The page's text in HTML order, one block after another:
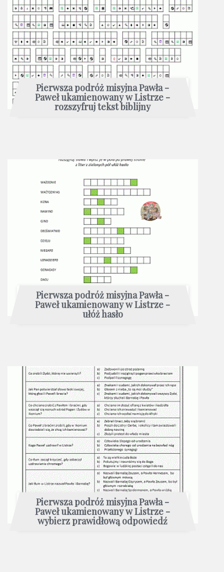
Pierwsza podróż misyjna Pawła -
Paweł ukamienowany w Listrze -
rozszyfruj tekst biblijny
Pierwsza podróż misyjna Pawła -
Paweł ukamienowany w Listrze -
ułóż hasło
Pierwsza podróż misyjna Pawła -
Paweł ukamienowany w Listrze -
wybierz prawidłową odpowiedź